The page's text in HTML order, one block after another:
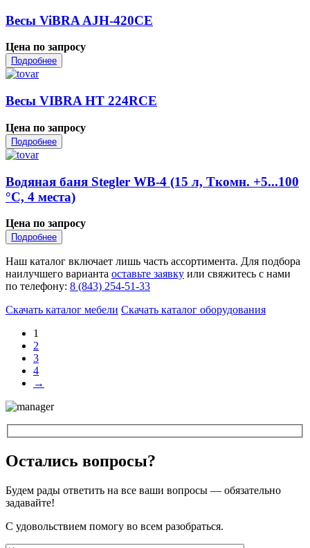
Весы ViBRA AJH-420CE
Цена по запросу
Подробнее
Весы VIBRA HT 224RCE
Цена по запросу
Подробнее
Водяная баня Stegler WB-4 (15 л, Tкомн. +5...100
°С, 4 места)
Цена по запросу
Подробнее
Наш каталог включает лишь часть ассортимента. Для подбора
наилучшего варианта оставьте заявку или свяжитесь с нами
по телефону: 8 (843) 254-51-33
Скачать каталог мебели Скачать каталог оборудования
1
2
3
4
→
Остались вопросы?
Будем рады ответить на все ваши вопросы — обязательно
задавайте!
С удовольствием помогу во всем разобраться.